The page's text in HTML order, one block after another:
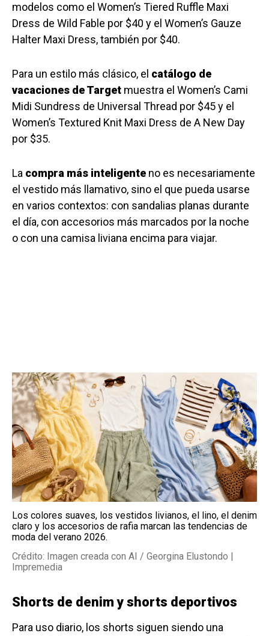
modelos como el Women’s Tiered Ruffle Maxi
Dress de Wild Fable por $40 y el Women’s Gauze
Halter Maxi Dress, también por $40.
Para un estilo más clásico, el catálogo de
vacaciones de Target muestra el Women’s Cami
Midi Sundress de Universal Thread por $45 y el
Women’s Textured Knit Maxi Dress de A New Day
por $35.
La compra más inteligente no es necesariamente
el vestido más llamativo, sino el que pueda usarse
en varios contextos: con sandalias planas durante
el día, con accesorios más marcados por la noche
o con una camisa liviana encima para viajar.
Los colores suaves, los vestidos livianos, el lino, el denim
claro y los accesorios de rafia marcan las tendencias de
moda del verano 2026.
Crédito: Imagen creada con AI / Georgina Elustondo |
Impremedia
Shorts de denim y shorts deportivos
Para uso diario, los shorts siguen siendo una